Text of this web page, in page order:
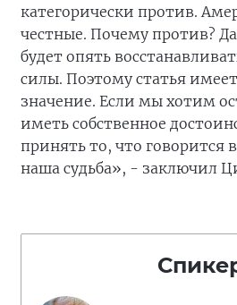
категорически против.
честные. Почему против?
будет опять
силы. Поэтому статья
значение. Если мы хотим
иметь собственное
принять то, что говорится
наша судьба», - заключил